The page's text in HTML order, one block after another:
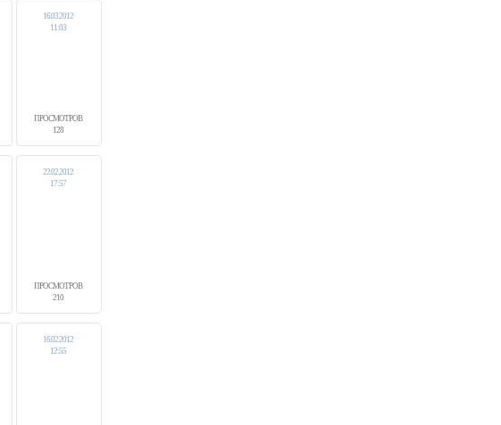
ПРОСМОТРОВ
128
16.03.2012
11:03
ПРОСМОТРОВ
210
22.02.2012
17:57
16.02.2012
12:55